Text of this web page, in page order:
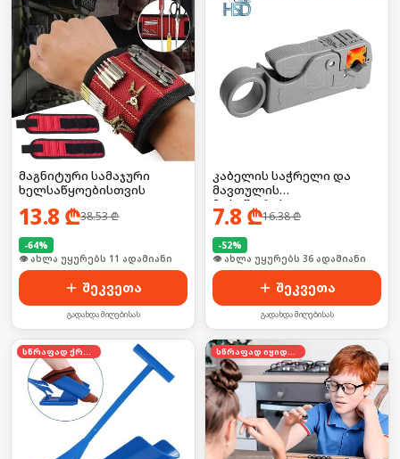
მაგნიტური სამაჯური
ხელსაწყოებისთვის
13.8 ₾38.53₾
-64%
🛒 ბოლო 24სთ-ში იყიდა 20-მა
შეკვეთა
გადახდა მიღებისას
კაბელის საჭრელი და
მავთულის
მოსაშორებელი
7.8 ₾16.38₾
-52%
🛒 ბოლო 24სთ-ში იყიდა 48-მა
შეკვეთა
გადახდა მიღებისას
სწრაფად ქრება სწრაფად იყიდება